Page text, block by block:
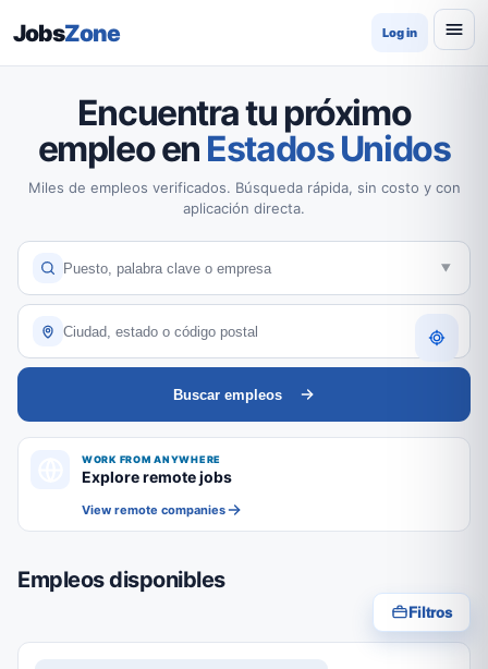
JobsZone Log in
Encuentra tu próximo
empleo en Estados Unidos
Miles de empleos verificados. Búsqueda rápida, sin costo y con
aplicación directa.
Buscar empleos
WORK FROM ANYWHERE
Explore remote jobs
View remote companies
Empleos disponibles
Filtros